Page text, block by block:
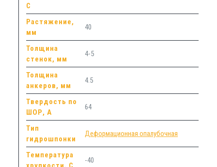
С
Растяжение,
мм
40
Толщина
стенок, мм
4-5
Толщина
анкеров, мм
4.5
Твердость по
ШОР, А
64
Тип
гидрошпонки
Деформационная опалубочная
Температура
-40